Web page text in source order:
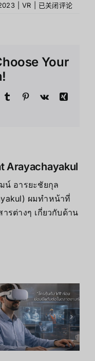
VR
Headset
已关闭评论
Your
Tumblr Pinterest
Vk
Xing
Arayachayakul
น์ อารยะชัยกุล
ผมทำหน้าที่
รต่างๆ เกี่ยวกับด้าน
เพิ่ม
ประสิทธิภาพ
การเรียนรู้
ของพนักงาน
ด้วย